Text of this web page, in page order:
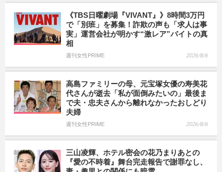
《TBS日曜劇場『VIVANT』》8時間3万円
で「別班」を募集！詐欺の声も「求人は事
実」運営会社が明かす“激レア”バイトの真
相
週刊女性PRIME 2026/8/6
高島ファミリーの母、元宝塚女優の寿美花
代さんが逝去「私が面倒みたいの」最後ま
で夫・忠夫さんから離れなかったおしどり
夫婦
週刊女性PRIME 2026/8/6
三山凌輝、ホテル密会の花乃まりあとの
『愛の不時着』舞台完走報告で謝罪なし、